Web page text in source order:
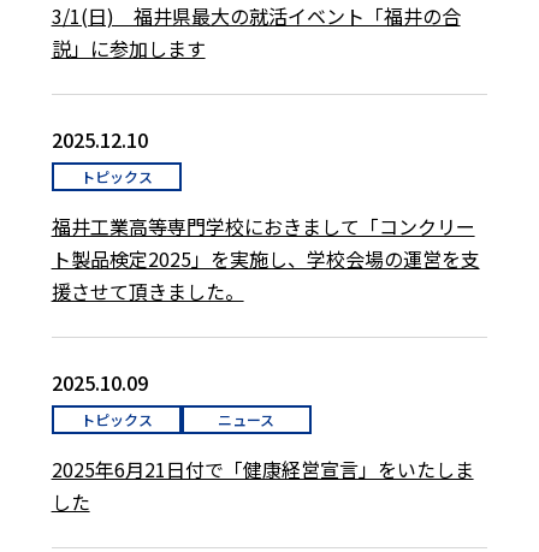
3/1(日) 福井県最大の就活イベント「福井の合
説」に参加します
2025.12.10
トピックス
福井工業高等専門学校におきまして「コンクリー
ト製品検定2025」を実施し、学校会場の運営を支
援させて頂きました。
2025.10.09
トピックス ニュース
2025年6月21日付で「健康経営宣言」をいたしま
した